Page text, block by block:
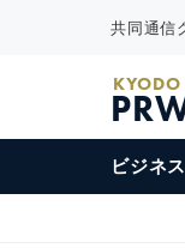
共同通信
ビジネス